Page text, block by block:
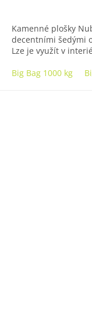
Kamenné plošky
decentními šedými
Lze je využít v
Big Bag 1000 kg